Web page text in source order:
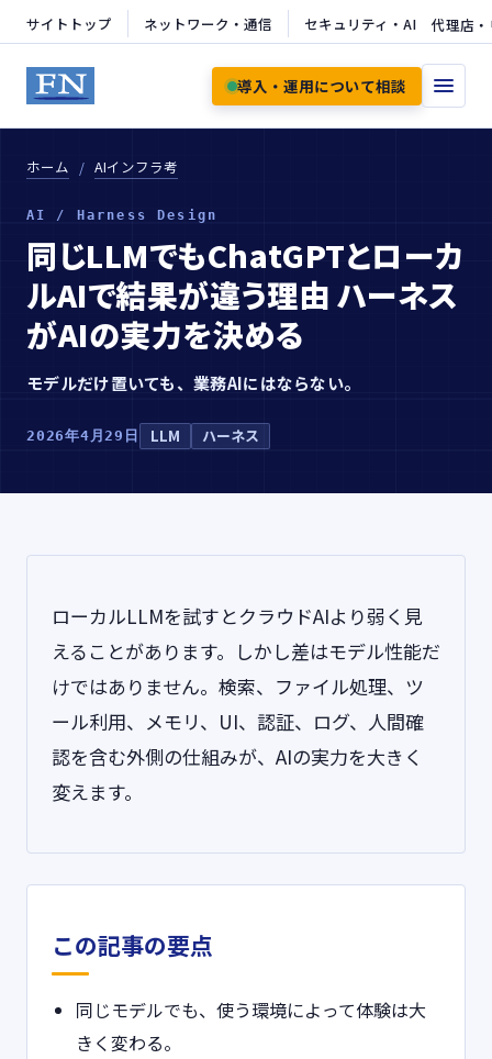
サイトトップ ネットワーク・通信 セキュリティ・AI 代理店
導入・運用について相談
ホーム AIインフラ考
AI / Harness Design
同じLLMでもChatGPTとローカ
ルAIで結果が違う理由 ハーネス
がAIの実力を決める
モデルだけ置いても、業務AIにはならない。
2026年4月29日 LLM ハーネス
ローカルLLMを試すとクラウドAIより弱く見
えることがあります。しかし差はモデル性能だ
けではありません。検索、ファイル処理、ツ
ール利用、メモリ、UI、認証、ログ、人間確
認を含む外側の仕組みが、AIの実力を大きく
変えます。
この記事の要点
同じモデルでも、使う環境によって体験は大
きく変わる。